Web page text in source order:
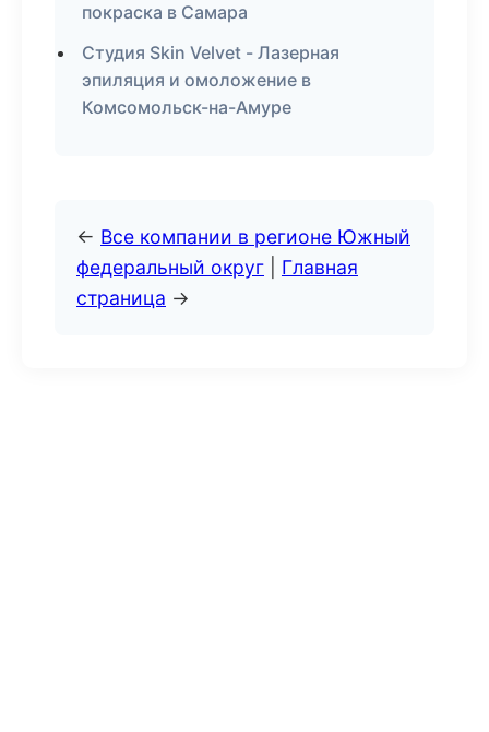
покраска в Самара
Студия Skin Velvet - Лазерная
эпиляция и омоложение в
Комсомольск-на-Амуре
← Все компании в регионе Южный
федеральный округ
Главная
страница →